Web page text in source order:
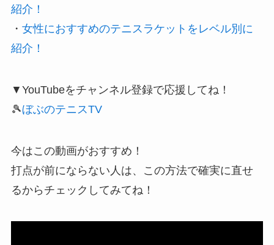
紹介！
・ 女性におすすめのテニスラケットをレベル別に
紹介！
▼YouTubeをチャンネル登録で応援してね！
🎾ぼぶのテニスTV
今はこの動画がおすすめ！
打点が前にならない人は、この方法で確実に直せ
るからチェックしてみてね！